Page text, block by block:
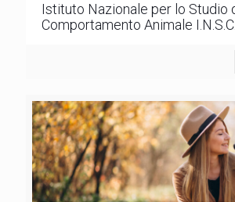
Istituto Nazionale per lo Studio
Comportamento Animale